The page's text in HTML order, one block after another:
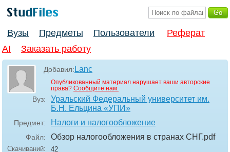
Вузы Предметы Пользователи
Реферат
AI
Заказать работу
Добавил: Lanc
Опубликованный материал нарушает ваши авторские
права? Сообщите нам.
Вуз:
Уральский Федеральный университет им.
Б.Н. Ельцина «УПИ»
Предмет: Налоги и налогообложение
Файл: Обзор налогообложения в странах СНГ.pdf
Скачиваний:
42